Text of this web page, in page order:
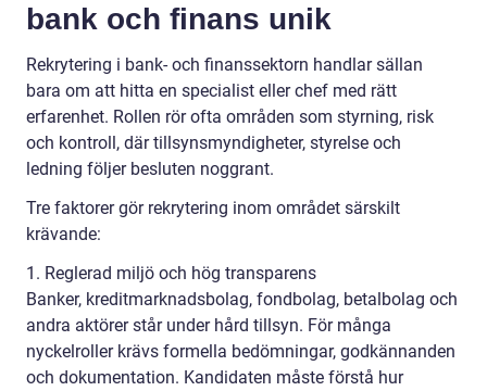
bank och finans unik
Rekrytering i bank- och finanssektorn handlar sällan
bara om att hitta en specialist eller chef med rätt
erfarenhet. Rollen rör ofta områden som styrning, risk
och kontroll, där tillsynsmyndigheter, styrelse och
ledning följer besluten noggrant.
Tre faktorer gör rekrytering inom området särskilt
krävande:
1. Reglerad miljö och hög transparens
Banker, kreditmarknadsbolag, fondbolag, betalbolag och
andra aktörer står under hård tillsyn. För många
nyckelroller krävs formella bedömningar, godkännanden
och dokumentation. Kandidaten måste förstå hur